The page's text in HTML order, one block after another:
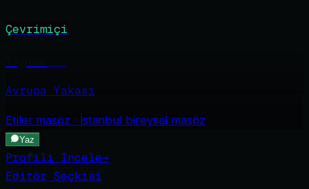
Çevrimiçi
Avrupa Yakası
Etilermasöz · İstanbul bireysel masöz
Yaz
Profili İncele→
Editör Seçkisi